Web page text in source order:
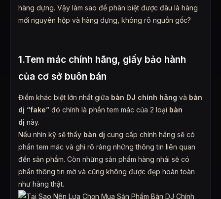
hàng dựng. Vậy làm sao để phân biệt được đâu là hàng
mới nguyên hộp và hàng dựng, không rõ nguồn gốc?
1.Tem mác chính hãng, giấy bảo hành
của cơ sở buôn bán
Điểm khác biệt lớn nhất giữa bàn DJ chính hãng và bàn
dj “fake” đó chính là phần tem mác của 2 loại bàn
dj này.
Nếu nhìn kỹ sẽ thấy bàn dj cung cấp chính hãng sẽ có
phần tem mác và ghi rõ ràng những thông tin liên quan
đến sản phẩm. Còn những sản phẩm hàng nhái sẽ có
phần thông tin mờ và cũng không được đẹp hoàn toàn
như hàng thật.